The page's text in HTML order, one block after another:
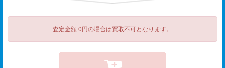
査定金額 0円の場合は買取不可となります。